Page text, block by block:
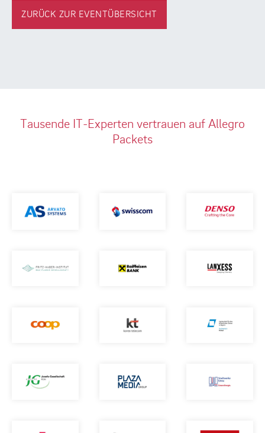
ZURÜCK ZUR EVENTÜBERSICHT
Tausende IT-Experten vertrauen auf Allegro
Packets